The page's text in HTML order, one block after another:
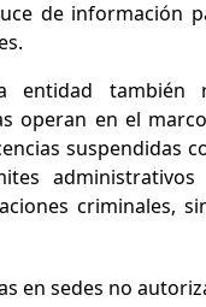
de información
entidad también
operan en el
suspendidas
criminales,
en sedes no